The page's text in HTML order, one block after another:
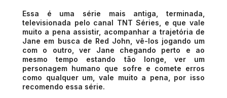
Essa é uma série mais antiga, terminada,
televisionada pelo canal TNT Séries, e que vale
muito a pena assistir, acompanhar a trajetória de
Jane em busca de Red John, vê-los jogando um
com o outro, ver Jane chegando perto e ao
mesmo tempo estando tão longe, ver um
personagem humano que sofre e comete erros
como qualquer um, vale muito a pena, por isso
recomendo essa série.